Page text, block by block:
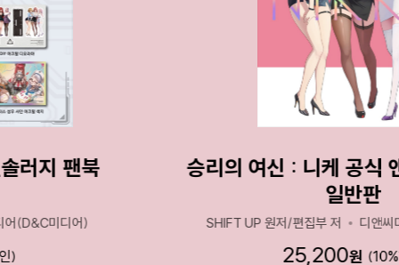
승리의 여신 : 니케 공식 앤솔러지 팬북 1
SHIFT UP 원저/편집부 저 디앤씨미디어(D&C미디어)